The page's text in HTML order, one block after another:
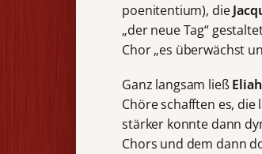
poenitentium), die
„der neue Tag“
Chor „es überwächst
Ganz langsam ließ
Chöre schafften es,
stärker konnte dann
Chors und dem dann